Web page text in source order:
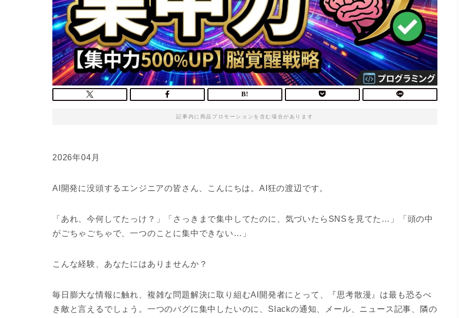
記事内に商品プロモーションを含む場合があります
2026年04月
AI開発に没頭するエンジニアの皆さん、こんにちは。AI狂の渡辺です。
「あれ、今何してたっけ？」「さっきまで集中してたのに、気づいたらSNSを見てた…」「頭の中
がごちゃごちゃで、一つのことに集中できない…」
こんな経験、あなたにはありませんか？
毎日膨大な情報に触れ、複雑な問題解決に取り組むAI開発者にとって、
『思考散漫』は最も恐るべ
き敵 と言えるでしょう。一つのバグに集中したいのに、Slackの通知、メール、ニュース記事、隣の